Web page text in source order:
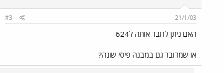
21/1/03
#3
האם ניתן לחבר אותה ל624
או שמדובר גם במבנה פיסי שונה?